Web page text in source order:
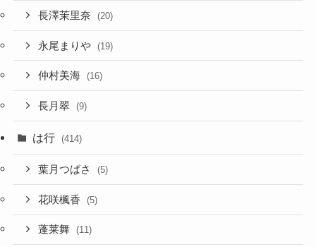
長澤茉里奈 (20)
永尾まりや (19)
仲村美海 (16)
長月翠 (9)
は行 (414)
葉月つばさ (5)
花咲楓香 (5)
蓬莱舞 (11)